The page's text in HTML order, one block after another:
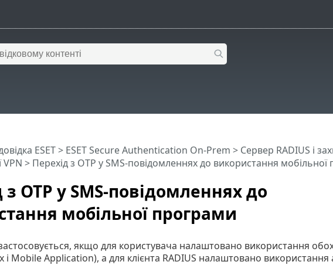
з OTP у SMS-повідомленнях до
мобільної програми
ESET> ESET Secure Authentication On-Prem > Сервер RADIUS і
VPN > Перехід з OTP у SMS-повідомленнях до використання
якщо для користувача налаштовано використання обох
і Mobile Application), а для клієнта RADIUS налаштовано використання